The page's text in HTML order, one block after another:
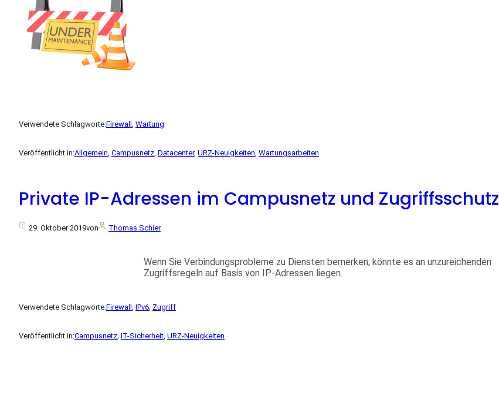
Verwendete Schlagworte:Firewall Wartung
Veröffentlicht in:Allgemein Campusnetz Datacenter, URZ-Neuigkeiten Wartungsarbeiten
Private IP-Adressen im Campusnetz und Zugriffsschutz
29. Oktober 2019von Thomas Schier
Wenn Sie Verbindungsprobleme zu Diensten bemerken, könnte es an unzureichenden
Zugriffsregeln auf Basis von IP-Adressen liegen.
Verwendete Schlagworte:Firewall IPv6 Zugriff
Veröffentlicht in:Campusnetz IT-Sicherheit URZ-Neuigkeiten